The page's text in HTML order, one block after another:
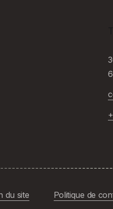
du site Politique de